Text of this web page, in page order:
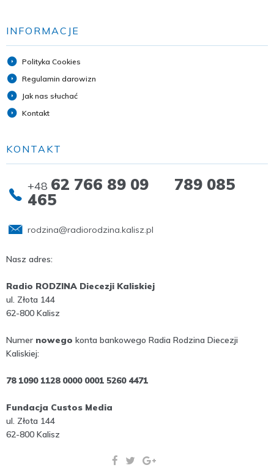
INFORMACJE
Polityka Cookies
Regulamin darowizn
Jak nas słuchać
Kontakt
KONTAKT
+48 62 766 89 09 789 085
465
rodzina@radiorodzina.kalisz.pl
Nasz adres:
Radio RODZINA Diecezji Kaliskiej
ul. Złota 144
62-800 Kalisz
Numer nowego konta bankowego Radia Rodzina Diecezji
Kaliskiej:
78 1090 1128 0000 0001 5260 4471
Fundacja Custos Media
ul. Złota 144
62-800 Kalisz